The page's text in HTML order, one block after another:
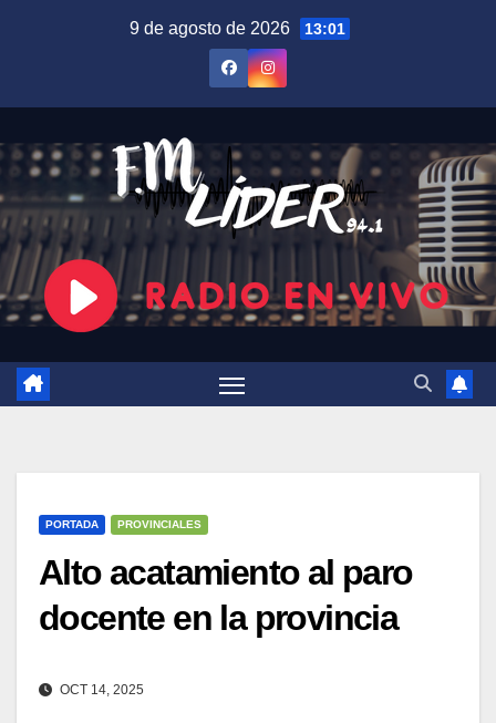
9 de agosto de 2026 13:01
PORTADA PROVINCIALES
Alto acatamiento al paro
docente en la provincia
OCT 14, 2025